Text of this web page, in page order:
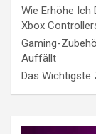
Wie Erhöhe Ich
Xbox
Gaming-
Auffällt
Das Wichtigste